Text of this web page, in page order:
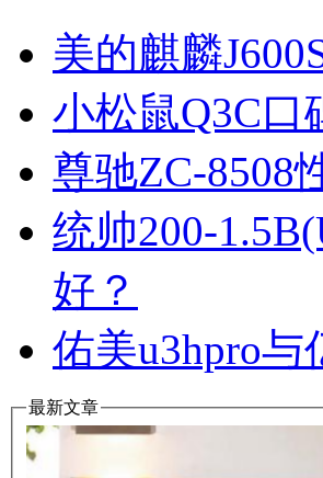
美的麒麟
小松鼠Q3C
尊驰ZC-8508
统帅200-
好？
佑美u3hpro
最新文章